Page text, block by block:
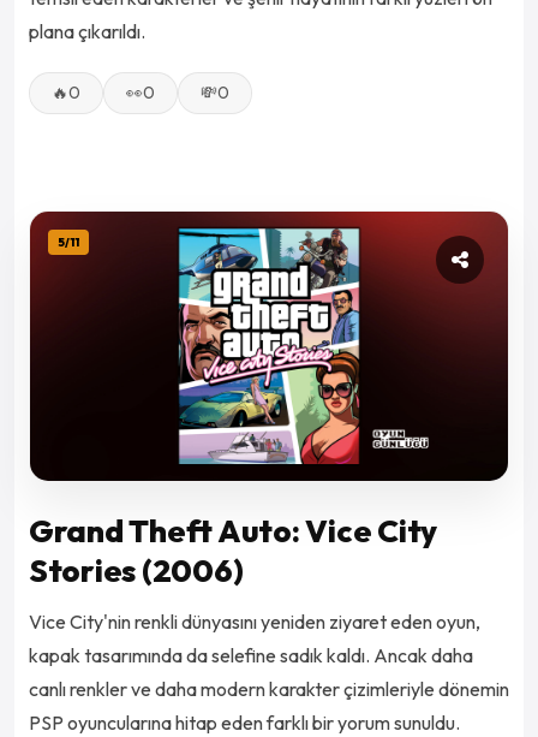
plana çıkarıldı.
🔥0 👀0 💸0
5/11
Grand Theft Auto: Vice City
Stories (2006)
Vice City'nin renkli dünyasını yeniden ziyaret eden oyun,
kapak tasarımında da selefine sadık kaldı. Ancak daha
canlı renkler ve daha modern karakter çizimleriyle dönemin
PSP oyuncularına hitap eden farklı bir yorum sunuldu.